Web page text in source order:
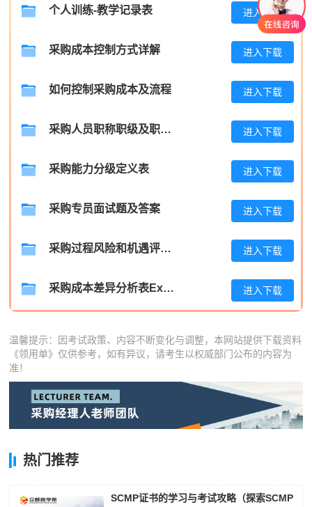
李** 139****7338
陈** 133****9827
个人训练-教学记录表 进入下载
采购成本控制方式详解 进入下载
如何控制采购成本及流程 进入下载
采购人员职称职级及职位晋升管理制度 进入下载
采购能力分级定义表 进入下载
采购专员面试题及答案 进入下载
采购过程风险和机遇评估分析报告 进入下载
采购成本差异分析表Excel模板 进入下载
温馨提示：因考试政策、内容不断变化与调整，本网站提供下载资料
《领用单》仅供参考，如有异议，请考生以权威部门公布的内容为
准！
热门推荐
SCMP证书的学习与考试攻略（探索SCMP